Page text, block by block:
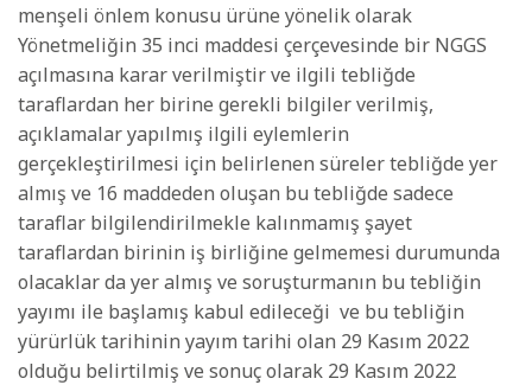
menşeli önlem konusu ürüne yönelik olarak
Yönetmeliğin 35 inci maddesi çerçevesinde bir NGGS
açılmasına karar verilmiştir ve ilgili tebliğde
taraflardan her birine gerekli bilgiler verilmiş,
açıklamalar yapılmış ilgili eylemlerin
gerçekleştirilmesi için belirlenen süreler tebliğde yer
almış ve 16 maddeden oluşan bu tebliğde sadece
taraflar bilgilendirilmekle kalınmamış şayet
taraflardan birinin iş birliğine gelmemesi durumunda
olacaklar da yer almış ve soruşturmanın bu tebliğin
yayımı ile başlamış kabul edileceği ve bu tebliğin
yürürlük tarihinin yayım tarihi olan 29 Kasım 2022
olduğu belirtilmiş ve sonuç olarak 29 Kasım 2022